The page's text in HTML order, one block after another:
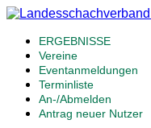
ERGEBNISSE
Vereine
Eventanmeldungen
Terminliste
An-/Abmelden
Antrag neuer Nutzer